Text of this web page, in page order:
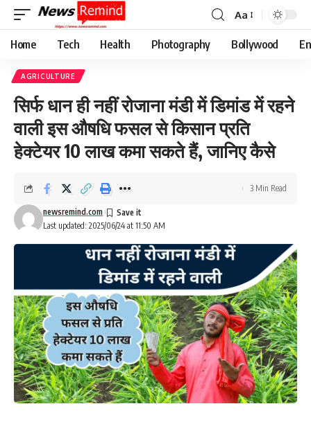
Font
Resizer
Aa
Home Tech Health Photography Bollywood
AGRICULTURE
सिर्फ धान ही नहीं रोजाना मंडी में डिमांड में रहने
वाली इस औषधि फसल से किसान प्रति
हेक्टेयर 10 लाख कमा सकते हैं, जानिए कैसे
Last updated: 2025/06/24 at 11:50 AM
newsremind.com
3 Min Read